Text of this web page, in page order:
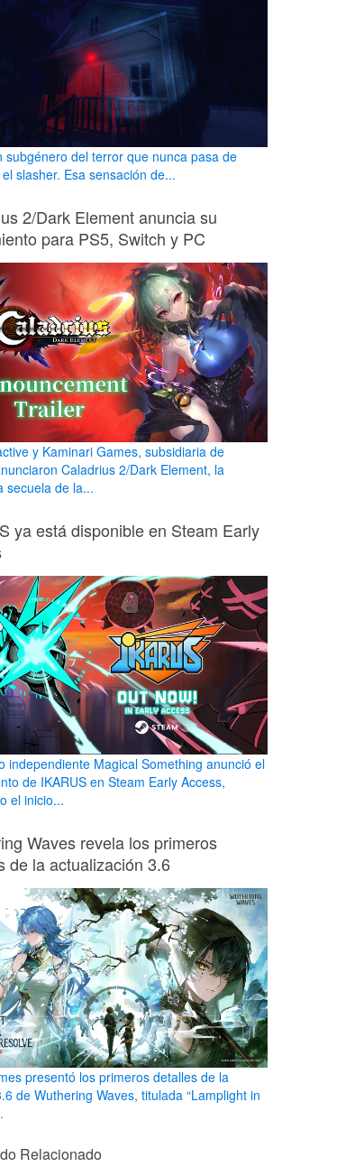
subgénero del terror que nunca pasa de
slasher. Esa sensación de...
2/Dark Element anuncia su
para PS5, Switch y PC
y Kaminari Games, subsidiaria de
Caladrius 2/Dark Element, la
secuela de la...
ya está disponible en Steam Early
independiente Magical Something anunció el
de IKARUS en Steam Early Access,
el inicio...
Waves revela los primeros
de la actualización 3.6
presentó los primeros detalles de la
de Wuthering Waves, titulada “Lamplight in
Relacionado